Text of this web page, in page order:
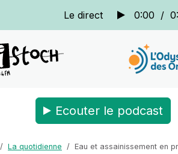
Le direct 0:00 /
Ecouter le podcast
La quotidienne Eau et assainissement en